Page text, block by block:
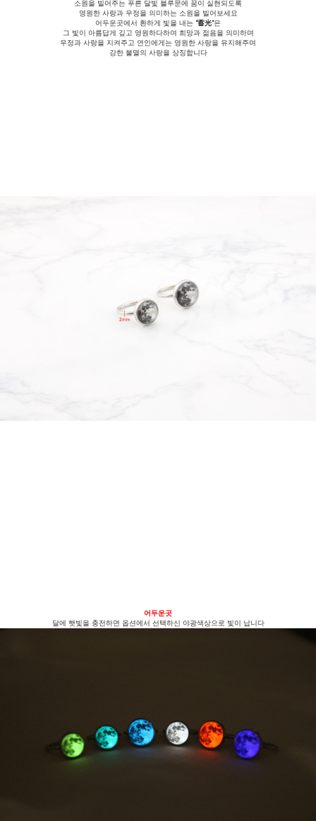
소원을 빌어주는 푸른 달빛 블루문에 꿈이 실현되도록
영원한 사랑과 우정을 의미하는 소원을 빌어보세요
어두운곳에서 환하게 빛을 내는 "蓄光"은
그 빛이 아름답게 깊고 영원하다하여 희망과 젊음을 의미하며
우정과 사랑을 지켜주고 연인에게는 영원한 사랑을 유지해주며
강한 불멸의 사랑을 상징합니다
어두운곳
달에 햇빛을 충전하면 옵션에서 선택하신 야광색상으로 빛이 납니다